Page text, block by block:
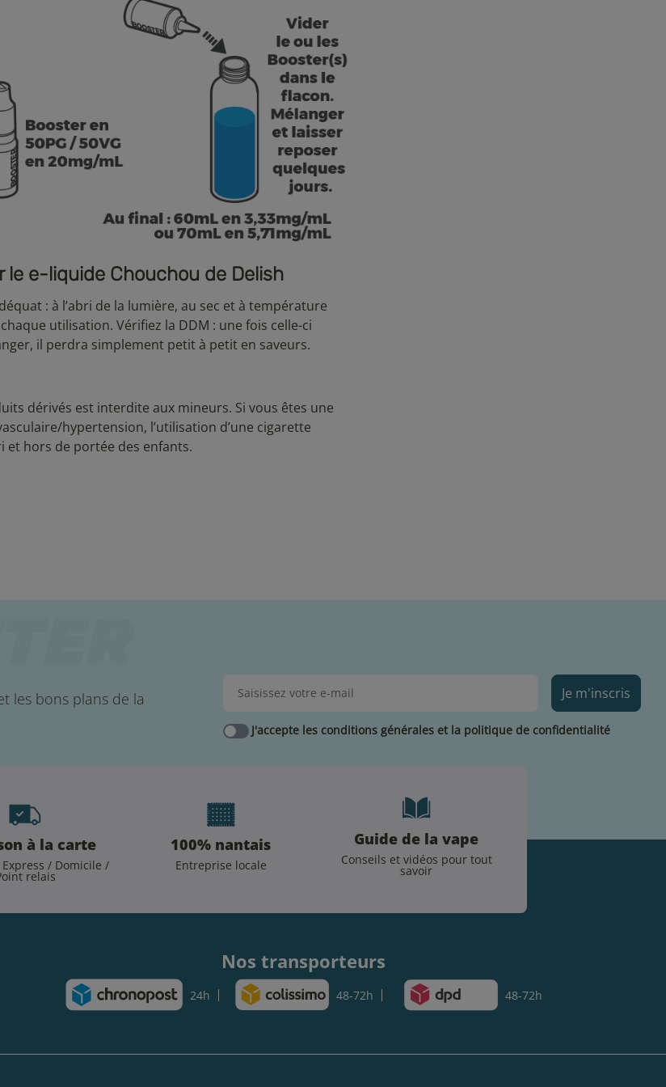
le e-liquide Chouchou de Delish
: à l’abri de la lumière, au sec et à température
utilisation. Vérifiez la DDM : une fois celle-ci
il perdra simplement petit à petit en saveurs.
dérivés est interdite aux mineurs. Si vous êtes une
hypertension, l’utilisation d’une cigarette
et hors de portée des enfants.
les bons plans de la
Je m'inscris
J'accepte les conditions générales et la politique de confidentialité
à la carte
/ Domicile /
relais
100% nantais
Entreprise locale
Guide de la vape
Conseils et vidéos pour tout
savoir
Nos transporteurs
24h 48-72h 48-72h